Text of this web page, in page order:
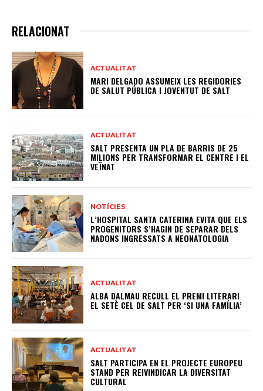
RELACIONAT
ACTUALITAT
MARI DELGADO ASSUMEIX LES REGIDORIES
DE SALUT PÚBLICA I JOVENTUT DE SALT
ACTUALITAT
SALT PRESENTA UN PLA DE BARRIS DE 25
MILIONS PER TRANSFORMAR EL CENTRE I EL
VEÏNAT
NOTÍCIES
L’HOSPITAL SANTA CATERINA EVITA QUE ELS
PROGENITORS S’HAGIN DE SEPARAR DELS
NADONS INGRESSATS A NEONATOLOGIA
ACTUALITAT
ALBA DALMAU RECULL EL PREMI LITERARI
EL SETÈ CEL DE SALT PER ‘SI UNA FAMÍLIA’
ACTUALITAT
SALT PARTICIPA EN EL PROJECTE EUROPEU
STAND PER REIVINDICAR LA DIVERSITAT
CULTURAL